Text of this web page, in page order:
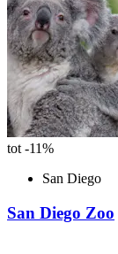
tot -11%
San Diego
San Diego Zoo